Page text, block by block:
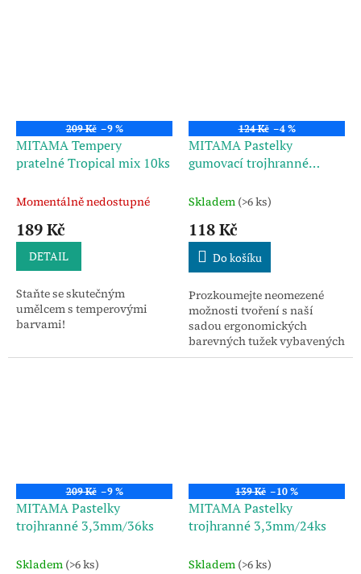
209 Kč –9 %
MITAMA Tempery
pratelné Tropical mix 10ks
Momentálně nedostupné
189 Kč
DETAIL
Staňte se skutečným
umělcem s temperovými
barvami!
124 Kč –4 %
MITAMA Pastelky
gumovací trojhranné
Skladem (>6 ks)
118 Kč
Do košíku
Prozkoumejte neomezené
možnosti tvoření s naší
sadou ergonomických
barevných tužek vybavených
integrovanými gumami.
209 Kč –9 %
MITAMA Pastelky
trojhranné 3,3mm/36ks
Skladem (>6 ks)
139 Kč –10 %
MITAMA Pastelky
trojhranné 3,3mm/24ks
Skladem (>6 ks)